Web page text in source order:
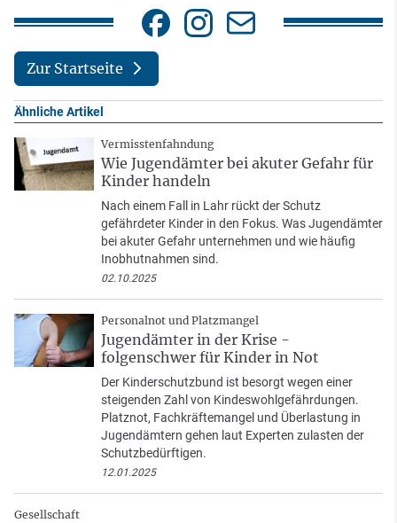
Zur Startseite
Ähnliche Artikel
Vermisstenfahndung
Wie Jugendämter bei akuter Gefahr für
Kinder handeln
Nach einem Fall in Lahr rückt der Schutz
gefährdeter Kinder in den Fokus. Was Jugendämter
bei akuter Gefahr unternehmen und wie häufig
Inobhutnahmen sind.
02.10.2025
Personalnot und Platzmangel
Jugendämter in der Krise -
folgenschwer für Kinder in Not
Der Kinderschutzbund ist besorgt wegen einer
steigenden Zahl von Kindeswohlgefährdungen.
Platznot, Fachkräftemangel und Überlastung in
Jugendämtern gehen laut Experten zulasten der
Schutzbedürftigen.
12.01.2025
Gesellschaft